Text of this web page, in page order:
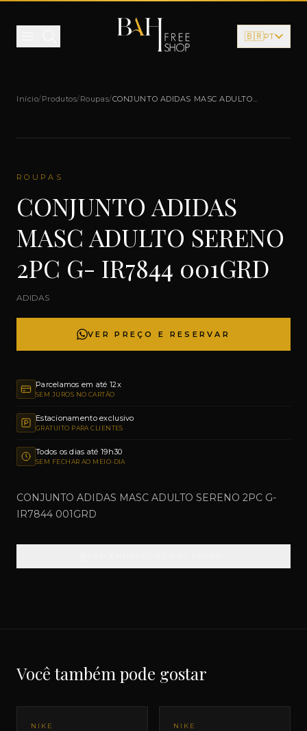
🇧🇷PT
Início/Produtos/Roupas/CONJUNTO ADIDAS MASC ADULTO
ROUPAS
CONJUNTO ADIDAS
MASC ADULTO SERENO
2PC G- IR7844 001GRD
ADIDAS
VER PREÇO E RESERVAR
Parcelamos em até 12x
SEM JUROS NO CARTÃO
Estacionamento exclusivo
GRATUITO PARA CLIENTES
Todos os dias até 19h30
SEM FECHAR AO MEIO-DIA
CONJUNTO ADIDAS MASC ADULTO SERENO 2PC G-
IR7844 001GRD
Você também pode gostar
NIKE NIKE